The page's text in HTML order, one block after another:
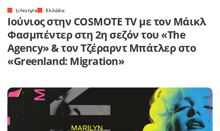
Lifestyle Ελλάδα
Ιούνιος στην COSMOTE TV με τον Μάικλ
Φασμπέντερ στη 2η σεζόν του «The
Agency» & τον Τζέραρντ Μπάτλερ στο
«Greenland: Migration»